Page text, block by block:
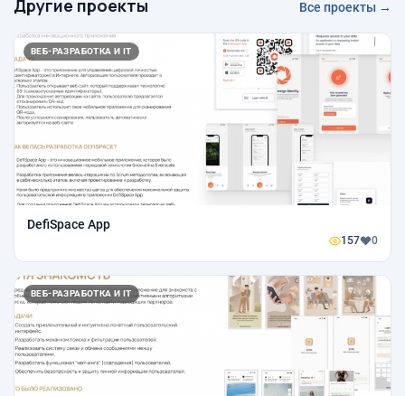
Другие проекты Все проекты →
ВЕБ-РАЗРАБОТКА И IT
DefiSpace App
157 0
ВЕБ-РАЗРАБОТКА И IT